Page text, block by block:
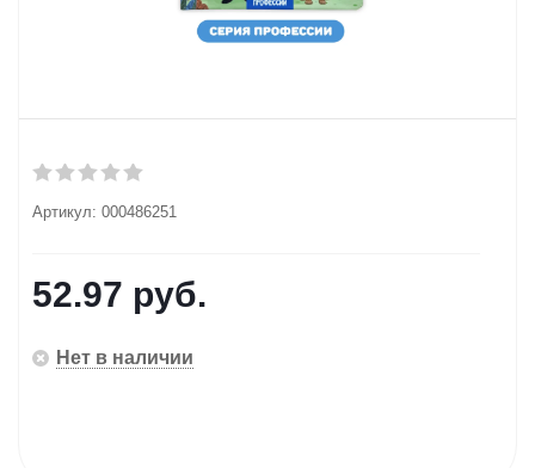
Артикул: 000486251
52.97 руб.
Нет в наличии